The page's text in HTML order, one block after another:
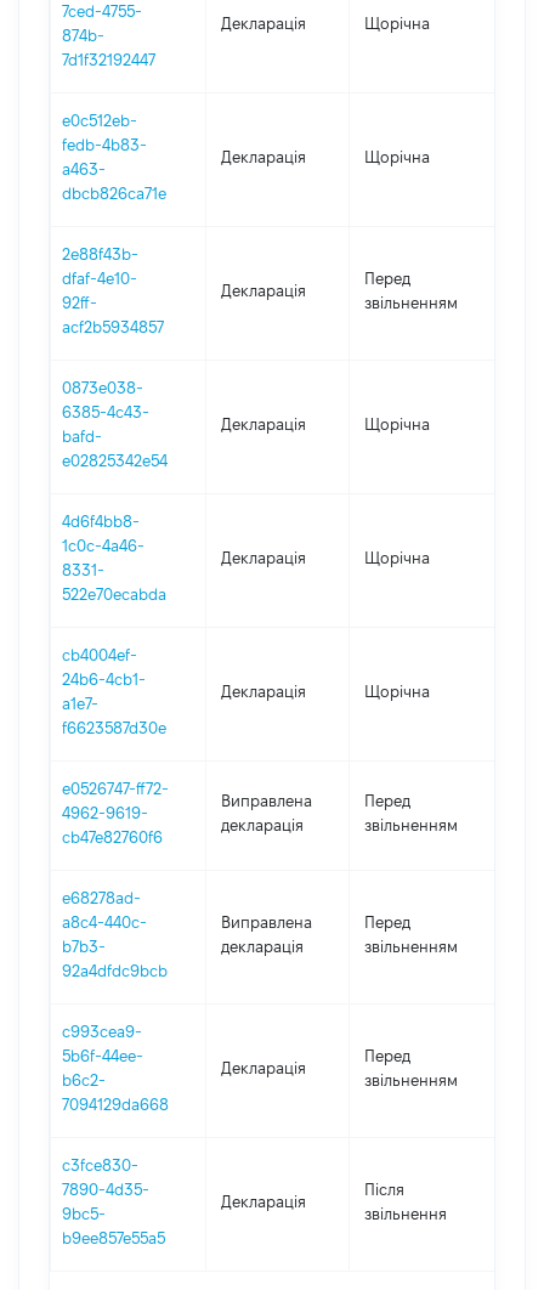
7ced-4755-
874b-
7d1f32192447
Декларація Щорічна
e0c512eb-
fedb-4b83-
a463-
dbcb826ca71e
Декларація Щорічна
2e88f43b-
dfaf-4e10-
92ff-
acf2b5934857
Декларація
Перед
звільненням
0873e038-
6385-4c43-
bafd-
e02825342e54
Декларація Щорічна
4d6f4bb8-
1c0c-4a46-
8331-
522e70ecabda
Декларація Щорічна
cb4004ef-
24b6-4cb1-
a1e7-
f6623587d30e
Декларація Щорічна
e0526747-ff72-
4962-9619-
cb47e82760f6
Виправлена
декларація
Перед
звільненням
e68278ad-
a8c4-440c-
b7b3-
92a4dfdc9bcb
Виправлена
декларація
Перед
звільненням
c993cea9-
5b6f-44ee-
b6c2-
7094129da668
Декларація
Перед
звільненням
c3fce830-
7890-4d35-
9bc5-
b9ee857e55a5
Декларація
Після
звільнення